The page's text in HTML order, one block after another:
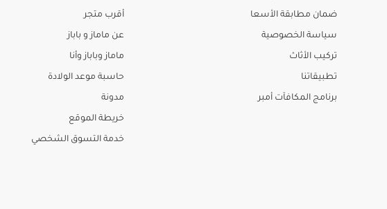
ضمان مطابقة الأسعا
سياسة الخصوصية
تركيب الأثاث
تطبيقاتنا
برنامج المكافآت أمبر
أقرب متجر
عن ماماز و باباز
ماماز وباباز وأنا
حاسبة موعد الولادة
مدونة
خريطة الموقع
خدمة التسوق الشخصي